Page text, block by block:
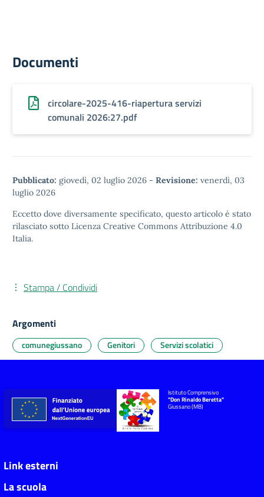
Documenti
circolare-2025-416-riapertura servizi
comunali 2026:27.pdf
Pubblicato: giovedì, 02 luglio 2026 - Revisione: venerdì, 03
luglio 2026
Eccetto dove diversamente specificato, questo articolo è stato
rilasciato sotto Licenza Creative Commons Attribuzione 4.0
Italia.
Stampa / Condividi
Argomenti
comunegiussano Genitori Servizi scolatici
Istituto Comprensivo
"Don Rinaldo Beretta"
Giussano (MB)
Link esterni
La scuola